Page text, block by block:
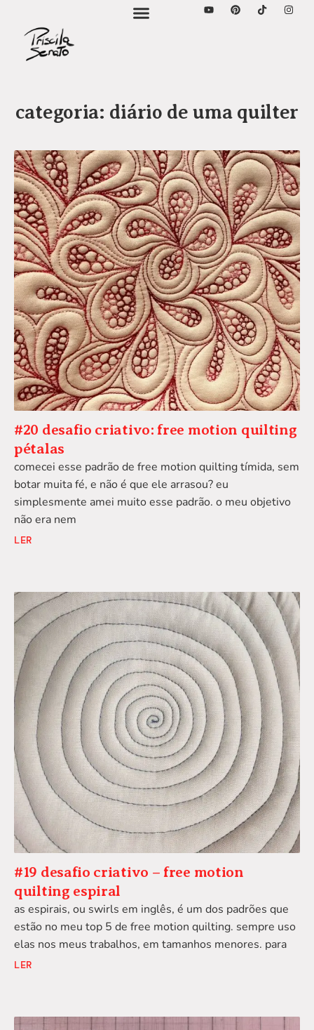
categoria: diário de uma quilter
#20 desafio criativo: free motion quilting
pétalas
comecei esse padrão de free motion quilting tímida, sem
botar muita fé, e não é que ele arrasou? eu
simplesmente amei muito esse padrão. o meu objetivo
não era nem
LER
#19 desafio criativo – free motion
quilting espiral
as espirais, ou swirls em inglês, é um dos padrões que
estão no meu top 5 de free motion quilting. sempre uso
elas nos meus trabalhos, em tamanhos menores. para
LER